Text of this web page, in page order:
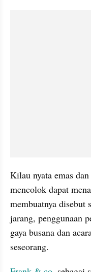
Kilau nyata emas
mencolok dapat
membuatnya disebut
jarang, penggunaan
gaya busana dan
seseorang.